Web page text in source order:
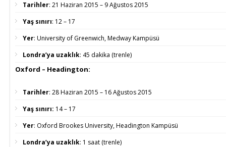
Tarihler: 21 Haziran 2015 – 9 Ağustos 2015
Yaş sınırı: 12 – 17
Yer: University of Greenwich, Medway Kampüsü
Londra’ya uzaklık: 45 dakika (trenle)
Oxford – Headington:
Tarihler: 28 Haziran 2015 – 16 Ağustos 2015
Yaş sınırı: 14 – 17
Yer: Oxford Brookes University, Headington Kampüsü
Londra’ya uzaklık: 1 saat (trenle)